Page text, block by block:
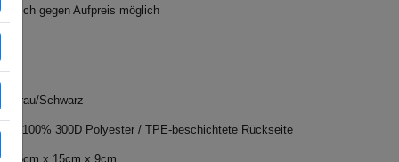
gegen Aufpreis möglich
Grau/Schwarz
100% 300D Polyester / TPE-beschichtete Rückseite
25cm x 15cm x 9cm